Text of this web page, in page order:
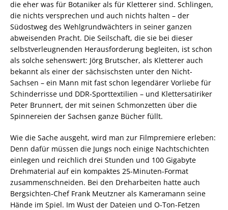
die eher was für Botaniker als für Kletterer sind. Schlingen,
die nichts versprechen und auch nichts halten – der
Südostweg des Wehlgrundwächters in seiner ganzen
abweisenden Pracht. Die Seilschaft, die sie bei dieser
selbstverleugnenden Herausforderung begleiten, ist schon
als solche sehenswert: Jörg Brutscher, als Kletterer auch
bekannt als einer der sächsischsten unter den Nicht-
Sachsen – ein Mann mit fast schon legendärer Vorliebe für
Schinderrisse und DDR-Sporttextilien – und Klettersatiriker
Peter Brunnert, der mit seinen Schmonzetten über die
Spinnereien der Sachsen ganze Bücher füllt.
Wie die Sache ausgeht, wird man zur Filmpremiere erleben:
Denn dafür müssen die Jungs noch einige Nachtschichten
einlegen und reichlich drei Stunden und 100 Gigabyte
Drehmaterial auf ein kompaktes 25-Minuten-Format
zusammenschneiden. Bei den Dreharbeiten hatte auch
Bergsichten-Chef Frank Meutzner als Kameramann seine
Hände im Spiel. Im Wust der Dateien und O-Ton-Fetzen